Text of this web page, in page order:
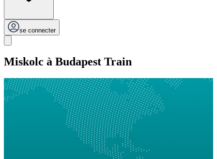
se connecter
Miskolc à Budapest Train